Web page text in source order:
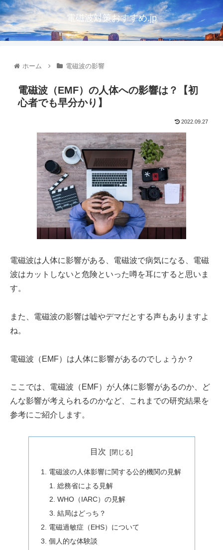
電磁波対策おすすめ.jp
ホーム 電磁波の影響
電磁波（EMF）の人体への影響は？【初
心者でも早分かり】
2022.09.27
電磁波は人体に影響がある、電磁波で病気になる、電磁
波はカットしないと危険といった噂を耳にすると思いま
す。
また、電磁波の影響は嘘やデマだとする声もありますよ
ね。
電磁波（EMF）は人体に影響があるのでしょうか？
ここでは、電磁波（EMF）が人体に影響があるのか、ど
んな影響が考えられるのかなど、これまでの研究結果を
参考にご紹介します。
目次
電磁波の人体影響に関する公的機関の見解
総務省による見解
WHO（IARC）の見解
結局はどっち？
電磁過敏症（EHS）について
個人的な体験談